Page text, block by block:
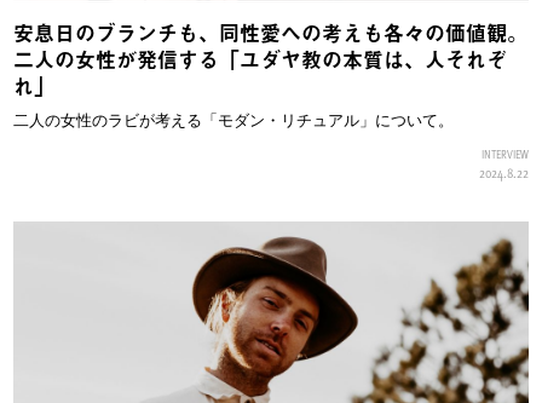
安息日のブランチも、同性愛への考えも各々の価値観。
二人の女性が発信する「ユダヤ教の本質は、人それぞ
れ」
二人の女性のラビが考える「モダン・リチュアル」について。
INTERVIEW
2024.8.22